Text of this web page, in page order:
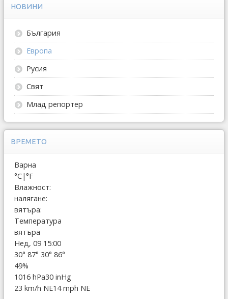
НОВИНИ
България
Европа
Русия
Свят
Млад репортер
ВРЕМЕТО
Варна
°C|°F
Влажност:
налягане:
вятъра:
Температура
вятъра
Нед, 09 15:00
30° 87° 30° 86°
49%
1016 hPa30 inHg
23 km/h NE14 mph NE